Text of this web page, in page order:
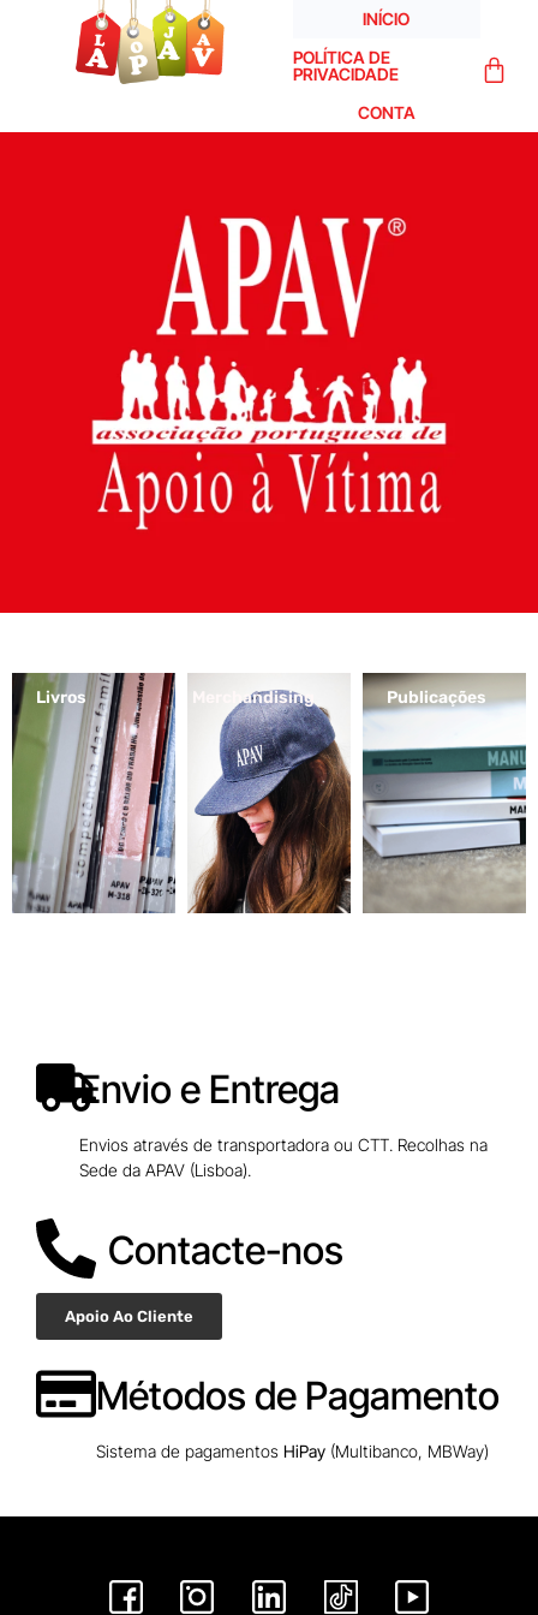
INÍCIO
POLÍTICA DE
PRIVACIDADE
CONTA
Livros Merchandising Publicações
Envio e Entrega
Envios através de transportadora ou CTT. Recolhas na
Sede da APAV (Lisboa).
Contacte-nos
Apoio Ao Cliente
Métodos de Pagamento
Sistema de pagamentos HiPay (Multibanco, MBWay)